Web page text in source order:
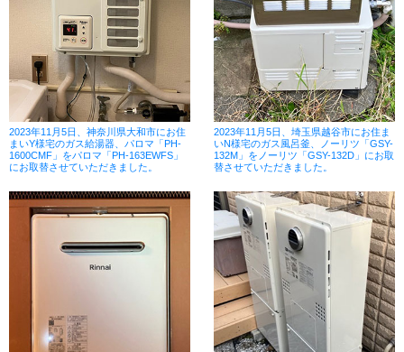
2023年11月5日、神奈川県大和市にお住
まいY様宅のガス給湯器、パロマ「PH-
1600CMF」をパロマ「PH-163EWFS」
にお取替させていただきました。
2023年11月5日、埼玉県越谷市にお住ま
いN様宅のガス風呂釜、ノーリツ「GSY-
132M」をノーリツ「GSY-132D」にお取
替させていただきました。